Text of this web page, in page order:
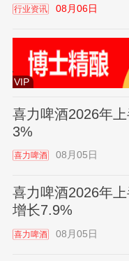
行业资讯 08月06日
VIP
喜力啤酒2026年
3%
喜力啤酒 08月05日
喜力啤酒2026年
增长7.9%
喜力啤酒 08月05日